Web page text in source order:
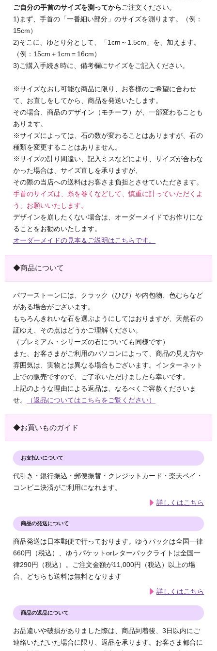
ご自分の手首のサイズを測ってから ご注文ください。
1)まず、手首の「一番細い部分」のサイズを測ります。（例：
15cm）
2)そこに、ゆとり分として、「1cm～1.5cm」を、加えます。
（例：15cm＋1cm＝16cm）
3)ご購入手続き時に、備考欄にサイズをご記入ください。
※サイズなおし可能な商品に限り、お客様のご希望に合わせ
て、お直しをしてから、商品を発送いたします。
その場合、商品のデザイン（モチーフ）が、一部変わることも
あります。
※サイズによっては、石の数が変わることはありますが、石の
種類を変更することはありません。
※サイズの計り間違い、記入ミスなどにより、サイズが合わな
かった場合は、サイズ直しを承りますが、
その際の当店への送料はお客さま負担とさせていただきます。
手首のサイズは、糸を巻くなどして、慎重に計っていただくよ
う、お願いいたします。
デザインを崩したくない場合は、オーダーメイドでお作りにな
ることをお勧めいたします。
オーダーメイドの見本＆ご説明はこちらです。
◆商品について
パワーストーンには、クラック（ひび）や内包物、色むらなど
がある場合がございます。
もちろんきれいな石を選ぶようにしてはおりますが、天然石の
証ゆえ、その点はどうかご理解ください。
（プレミアム・シリーズの石についても同様です）
また、お客さまがご利用のパソコンによって、商品の見え方や
雰囲気は、実物とは異なる場合もございます。インターネット
上での販売ですので、ご了承いただけましたら幸いです。
上記のような理由による返品は、なるべくご容赦くださいま
せ。
（返品についてはこちらをご覧ください）
◆お買いものガイド
お支払いについて
代引き・銀行振込・郵便振替・クレジットカード・楽天ペイ・
コンビニ決済がご利用になれます。
詳しくはこちら
商品の発送について
商品発送は日本郵便で行っております。ゆうパックは全国一律
660円（税込）、ゆうパケットorレターパックライトは全国一
律290円（税込）。ご注文金額が11,000円（税込）以上の場
合、どちらも送料は無料となります
詳しくはこちら
商品の返品について
お品違いや破損がありました際は、商品到着後、3日以内にご
連絡いただいた場合に限り、返品を承ります。お客さま都合に